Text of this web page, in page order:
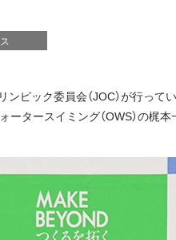
ピック委員会（JOC）が行って
タースイミング（OWS）の梶本